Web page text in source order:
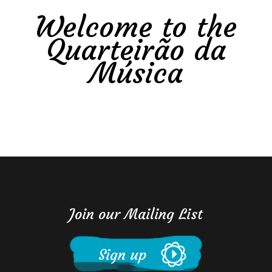
Welcome to the
Quarteirão da
Música
Join our Mailing List
Sign up